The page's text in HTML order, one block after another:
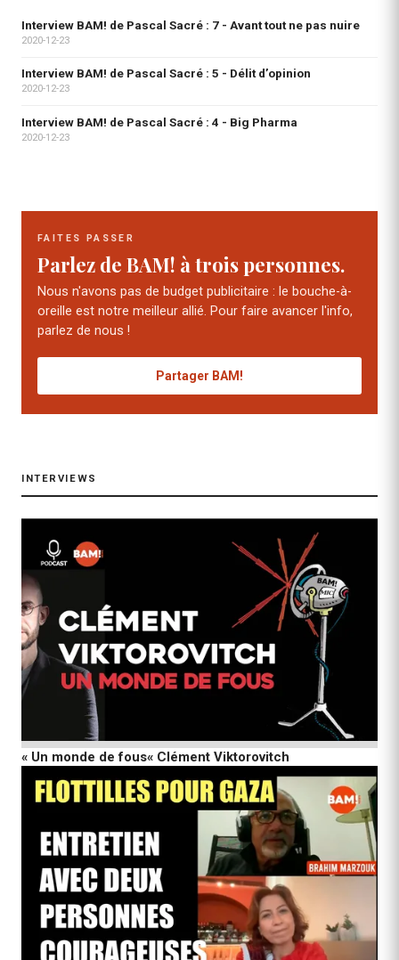
Interview BAM! de Pascal Sacré : 7 - Avant tout ne pas nuire
2020-12-23
Interview BAM! de Pascal Sacré : 5 - Délit d’opinion
2020-12-23
Interview BAM! de Pascal Sacré : 4 - Big Pharma
2020-12-23
FAITES PASSER
Parlez de BAM! à trois personnes.
Nous n'avons pas de budget publicitaire : le bouche-à-
oreille est notre meilleur allié. Pour faire avancer l'info,
parlez de nous !
Partager BAM!
INTERVIEWS
« Un monde de fous« Clément Viktorovitch